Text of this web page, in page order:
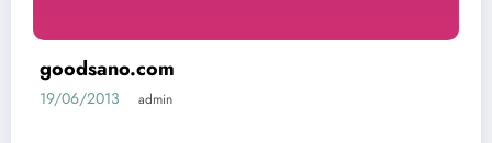
goodsano.com
19/06/2013 admin